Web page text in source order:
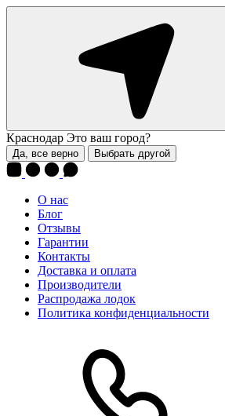
Краснодар Это ваш город?
Да, все верно Выбрать другой
О нас
Блог
Отзывы
Гарантии
Контакты
Доставка и оплата
Производители
Распродажа лодок
Политика конфиденциальности